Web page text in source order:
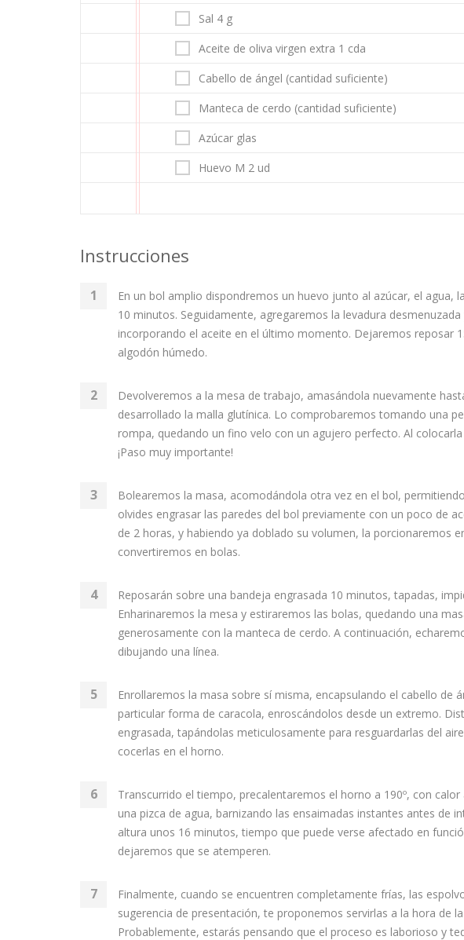
Sal 4 g
Aceite de oliva virgen extra 1 cda
Cabello de ángel (cantidad suficiente)
Manteca de cerdo (cantidad suficiente)
Azúcar glas
Huevo M 2 ud
Instrucciones
En un bol amplio dispondremos un huevo junto al azúcar, el
10 minutos. Seguidamente, agregaremos la levadura
incorporando el aceite en el último momento. Dejaremos reposar
algodón húmedo.
Devolveremos a la mesa de trabajo, amasándola nuevamente
desarrollado la malla glutínica. Lo comprobaremos tomando una
rompa, quedando un fino velo con un agujero perfecto. Al
¡Paso muy importante!
Bolearemos la masa, acomodándola otra vez en el bol,
olvides engrasar las paredes del bol previamente con un poco de
de 2 horas, y habiendo ya doblado su volumen, la porcionaremos
convertiremos en bolas.
Reposarán sobre una bandeja engrasada 10 minutos, tapadas,
Enharinaremos la mesa y estiraremos las bolas, quedando una
generosamente con la manteca de cerdo. A continuación,
dibujando una línea.
Enrollaremos la masa sobre sí misma, encapsulando el cabello de
particular forma de caracola, enroscándolos desde un extremo.
engrasada, tapándolas meticulosamente para resguardarlas del
cocerlas en el horno.
Transcurrido el tiempo, precalentaremos el horno a 190º, con
una pizca de agua, barnizando las ensaimadas instantes antes de
altura unos 16 minutos, tiempo que puede verse afectado en
dejaremos que se atemperen.
Finalmente, cuando se encuentren completamente frías, las
sugerencia de presentación, te proponemos servirlas a la hora de
Probablemente, estarás pensando que el proceso es laborioso y